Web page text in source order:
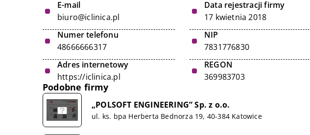
E-mail
biuro@iclinica.pl
Numer telefonu
48666666317
Adres internetowy
https://iclinica.pl
Data rejestracji firmy
17 kwietnia 2018
NIP
7831776830
REGON
369983703
Podobne firmy
„POLSOFT ENGINEERING” Sp. z o.o.
ul. ks. bpa Herberta Bednorza 19, 40-384 Katowice